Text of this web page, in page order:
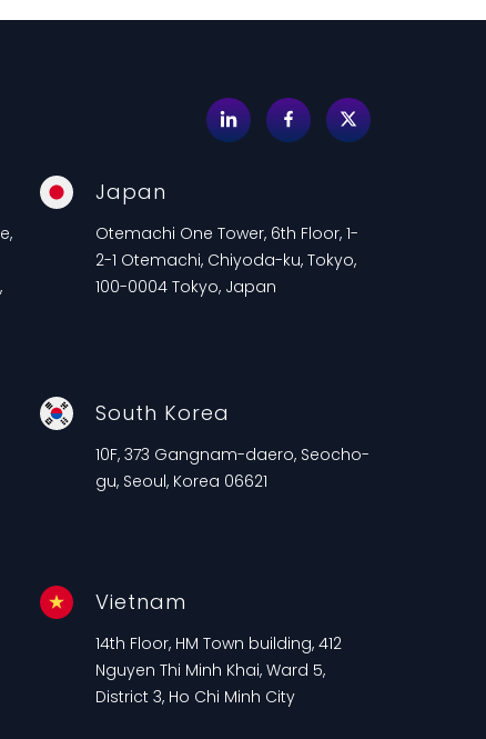
Japan
Otemachi One Tower, 6th Floor, 1-
2-1 Otemachi, Chiyoda-ku, Tokyo,
100-0004 Tokyo, Japan
South Korea
10F, 373 Gangnam-daero, Seocho-
gu, Seoul, Korea 06621
Vietnam
14th Floor, HM Town building, 412
Nguyen Thi Minh Khai, Ward 5,
District 3, Ho Chi Minh City